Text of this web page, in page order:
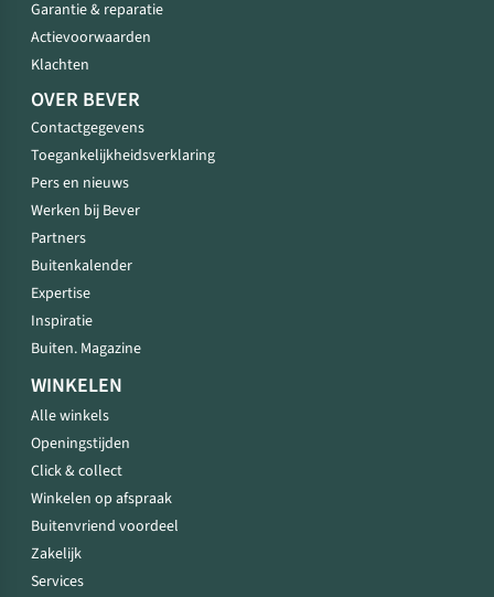
Garantie & reparatie
Actievoorwaarden
Klachten
OVER BEVER
Contactgegevens
Toegankelijkheidsverklaring
Pers en nieuws
Werken bij Bever
Partners
Buitenkalender
Expertise
Inspiratie
Buiten. Magazine
WINKELEN
Alle winkels
Openingstijden
Click & collect
Winkelen op afspraak
Buitenvriend voordeel
Zakelijk
Services